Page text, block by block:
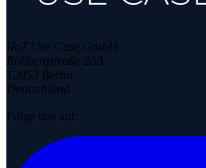
IIoT Use Case GmbH
Rollbergstraße 28A
12053 Berlin
Deutschland
Folge uns auf: